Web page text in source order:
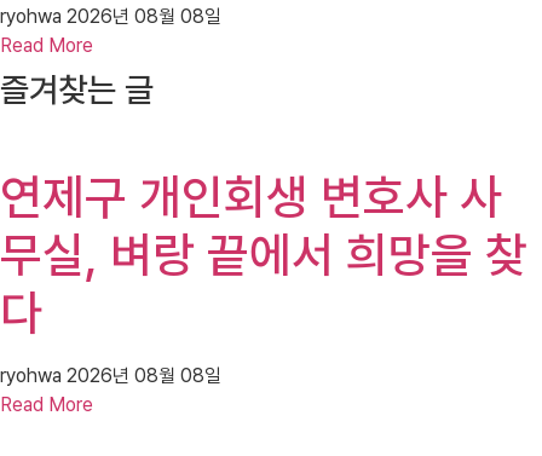
ryohwa 2026년 08월 08일
Read More
즐겨찾는 글
연제구 개인회생 변호사 사
무실, 벼랑 끝에서 희망을 찾
다
ryohwa 2026년 08월 08일
Read More